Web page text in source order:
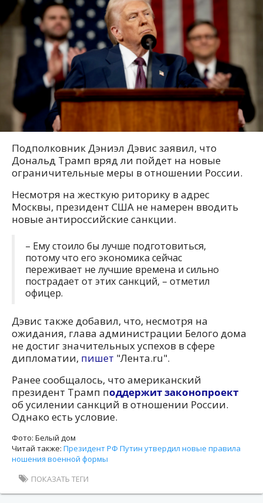
Подполковник Дэниэл Дэвис заявил, что
Дональд Трамп вряд ли пойдет на новые
ограничительные меры в отношении России.
Несмотря на жесткую риторику в адрес
Москвы, президент США не намерен вводить
новые антироссийские санкции.
– Ему стоило бы лучше подготовиться,
потому что его экономика сейчас
переживает не лучшие времена и сильно
пострадает от этих санкций, – отметил
офицер.
Дэвис также добавил, что, несмотря на
ожидания, глава администрации Белого дома
не достиг значительных успехов в сфере
дипломатии, пишет "Лента.ru".
Ранее сообщалось, что американский
президент Трамп поддержит законопроект
об усилении санкций в отношении России.
Однако есть условие.
Фото: Белый дом
Читай также: Президент РФ Путин утвердил новые правила
ношения военной формы
ПОКАЗАТЬ ТЕГИ